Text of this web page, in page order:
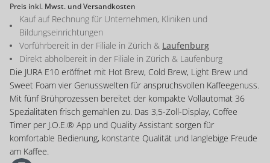
Preis inkl. Mwst. und Versandkosten
Kauf auf Rechnung für Unternehmen, Kliniken und
Bildungseinrichtungen
Vorführbereit in der Filiale in Zürich & Laufenburg
Direkt abholbereit in der Filiale in Zürich & Laufenburg
Die JURA E10 eröffnet mit Hot Brew, Cold Brew, Light Brew und
Sweet Foam vier Genusswelten für anspruchsvollen Kaffeegenuss.
Mit fünf Brühprozessen bereitet der kompakte Vollautomat 36
Spezialitäten frisch gemahlen zu. Das 3,5-Zoll-Display, Coffee
Timer per J.O.E.® App und Quality Assistant sorgen für
komfortable Bedienung, konstante Qualität und langlebige Freude
am Kaffee.